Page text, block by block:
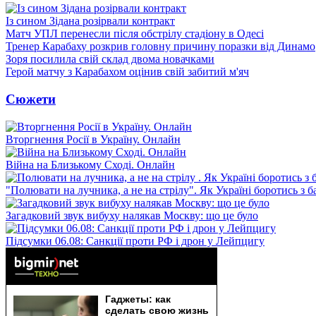
Із сином Зідана розірвали контракт
Матч УПЛ перенесли після обстрілу стадіону в Одесі
Тренер Карабаху розкрив головну причину поразки від Динамо
Зоря посилила свій склад двома новачками
Герой матчу з Карабахом оцінив свій забитий м'яч
Сюжети
Вторгнення Росії в Україну. Онлайн
Війна на Близькому Сході. Онлайн
"Полювати на лучника, а не на стрілу". Як Україні боротись з
Загадковий звук вибуху налякав Москву: що це було
Підсумки 06.08: Санкції проти РФ і дрон у Лейпцигу